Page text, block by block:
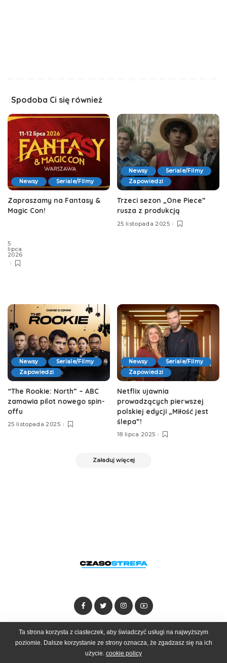
Spodoba Ci się również
Newsy Seriale/Filmy
Zapraszamy na Fantasy &
Magic Con!
5
lipca
2026
Newsy
Seriale/Filmy
Zapowiedzi
Trzeci sezon „One Piece”
rusza z produkcją
25 listopada 2025
Newsy
Seriale/Filmy
Zapowiedzi
“The Rookie: North” – ABC
zamawia pilot nowego spin-
offu
25 listopada 2025
Newsy
Seriale/Filmy
Zapowiedzi
Netflix ujawnia
prowadzących pierwszej
polskiej edycji „Miłość jest
ślepa”!
18 lipca 2025
Załaduj więcej
Dołącz do zespołu Kontakt Reklama
Ta strona korzysta z ciasteczek, aby świadczyć usługi na najwyższym
poziomie. Dalsze korzystanie ze strony oznacza, że zgadzasz się na ich
użycie. cookie policy